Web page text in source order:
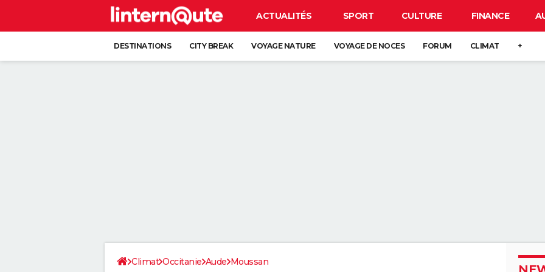
ACTUALITÉS SPORT CULTURE FINANCE
DESTINATIONS CITY BREAK VOYAGE NATURE VOYAGE DE NOCES FORUM CLIMAT +
Climat Occitanie Aude Moussan